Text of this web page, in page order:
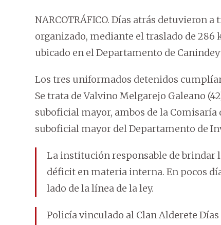
NARCOTRÁFICO. Días atrás detuvieron
organizado, mediante el traslado de
ubicado en el Departamento de
Los tres uniformados detenidos
Se trata de Valvino Melgarejo Galeano
suboficial mayor, ambos de la Comisaría
suboficial mayor del Departamento de
La institución responsable de brindar
déficit en materia interna. En pocos
lado de la línea de la ley.
Policía vinculado al Clan Alderete